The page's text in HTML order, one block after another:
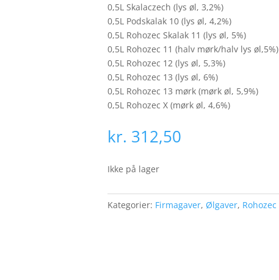
0,5L Skalaczech (lys øl, 3,2%)
0,5L Podskalak 10 (lys øl, 4,2%)
0,5L Rohozec Skalak 11 (lys øl, 5%)
0,5L Rohozec 11 (halv mørk/halv lys øl,5%)
0,5L Rohozec 12 (lys øl, 5,3%)
0,5L Rohozec 13 (lys øl, 6%)
0,5L Rohozec 13 mørk (mørk øl, 5,9%)
0,5L Rohozec X (mørk øl, 4,6%)
kr. 312,50
Ikke på lager
Kategorier: Firmagaver, Ølgaver, Rohozec